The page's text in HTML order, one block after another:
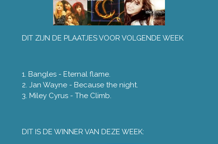
DIT ZIJN DE PLAATJES VOOR VOLGENDE WEEK
1. Bangles - Eternal flame.
2. Jan Wayne - Because the night.
3. Miley Cyrus - The Climb.
DIT IS DE WINNER VAN DEZE WEEK: